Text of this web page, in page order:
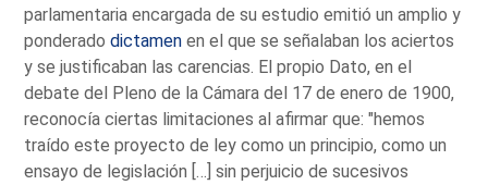
parlamentaria encargada de su estudio emitió un amplio y
ponderadodictamen en el que se señalaban los aciertos
y se justificaban las carencias. El propio Dato, en el
debate del Pleno de la Cámara del 17 de enero de 1900,
reconocía ciertas limitaciones al afirmar que: "hemos
traído este proyecto de ley como un principio, como un
ensayo de legislación […] sin perjuicio de sucesivos